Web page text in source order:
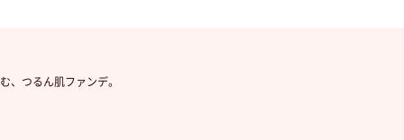
、つるん肌ファンデ。